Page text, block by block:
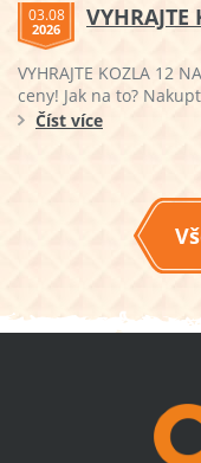
03.08
2026
VYHRAJTE KOZLA 12
ceny! Jak na to?
Číst více